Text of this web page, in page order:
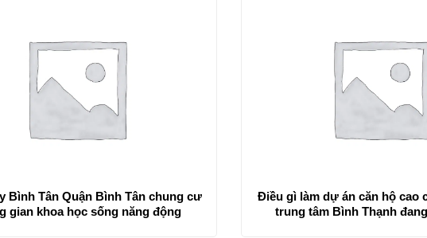
Bình Tân Quận Bình Tân chung cư
gian khoa học sống năng động
Điều gì làm dự án căn hộ cao
trung tâm Bình Thạnh